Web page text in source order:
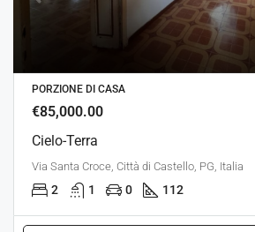
PORZIONE DI CASA
€85,000.00
Cielo-Terra
Via Santa Croce, Città di Castello, PG, Italia
2 1 0 112